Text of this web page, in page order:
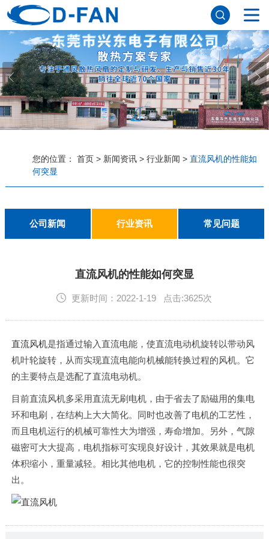
网站首页
关于妖精视频网站下载
公司简介
董事长寄语
发展历程
公司优势
企业文化
荣誉资质
企业风采
仪器设备
视频中心
产品中心
工程案例
解决方案
公司新闻
行业资讯
常见问题
联系妖精视频网站下载
您的位置： 首页> 新闻资讯> 行业新闻 > 直流风机的性能如
何突显
公司新闻 行业资讯 常见问题
直流风机的性能如何突显
更新时间：2022-1-19 点击:3625次
直流风机是指通过输入直流电能，使直流电动机旋转以带动风
机叶轮旋转，从而实现直流电能向机械能转换过程的风机。它
的主要特点是选配了直流电动机。
目前直流风机多采用直流无刷电机，由于省去了励磁用的集电
环和电刷，在结构上大大简化。同时也改善了电机的工艺性，
而且电机运行的机械可靠性大为增强，寿命增加。另外，气隙
磁密可大大提高，电机指标可实现良好设计，其效果就是电机
体积缩小，重量减轻。相比其他电机，它的控制性能也很突
出。